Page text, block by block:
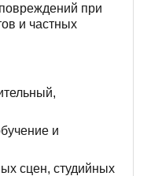
при
и частных
и
сцен, студийных